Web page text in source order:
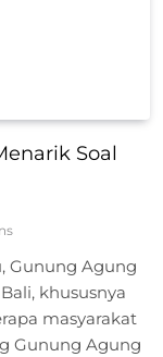
Soal
Gunung Agung
khususnya
masyarakat
Gunung Agung